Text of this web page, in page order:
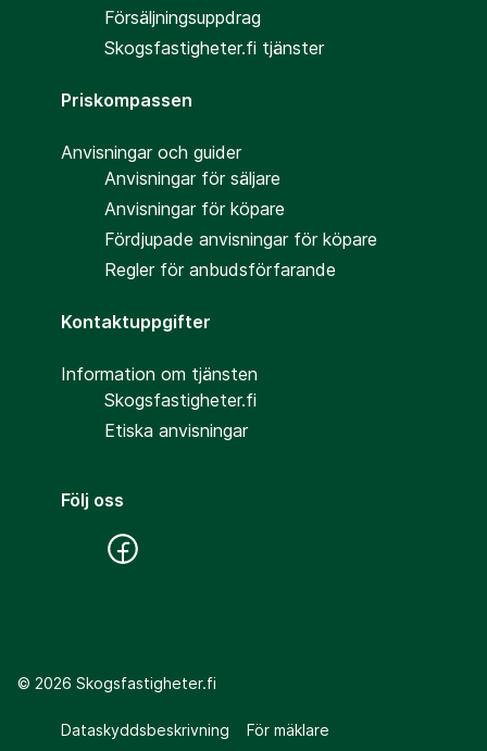
Försäljningsuppdrag
Skogsfastigheter.fi tjänster
Priskompassen
Anvisningar och guider
Anvisningar för säljare
Anvisningar för köpare
Fördjupade anvisningar för köpare
Regler för anbudsförfarande
Kontaktuppgifter
Information om tjänsten
Skogsfastigheter.fi
Etiska anvisningar
Följ oss
© 2026 Skogsfastigheter.fi
Dataskyddsbeskrivning För mäklare